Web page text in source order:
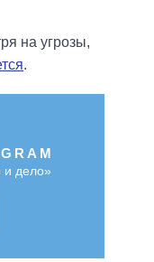
на угрозы,
.
и дело»